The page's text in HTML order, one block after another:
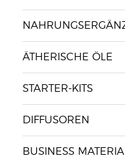
ÄTHERISCHE ÖLE
STARTER-KITS
DIFFUSOREN
BUSINESS